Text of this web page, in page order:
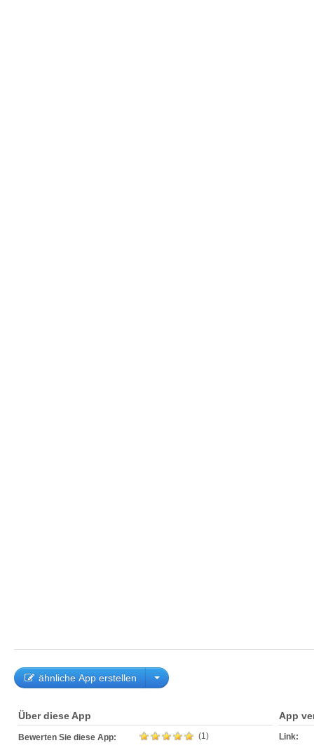
ähnliche App erstellen
Über diese App
Bewerten Sie diese App: (1)
App
Link: